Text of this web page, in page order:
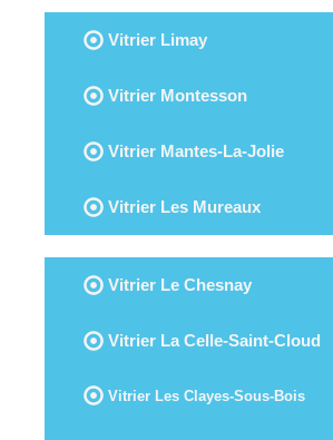
Vitrier Limay
Vitrier Montesson
Vitrier Mantes-La-Jolie
Vitrier Les Mureaux
Vitrier Le Chesnay
Vitrier La Celle-Saint-Cloud
Vitrier Les Clayes-Sous-Bois